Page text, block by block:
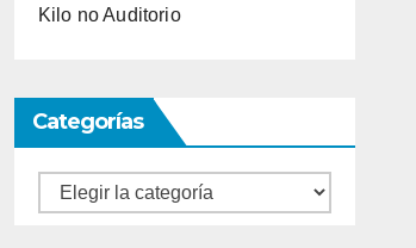
Kilo no Auditorio
Categorías
Categorías